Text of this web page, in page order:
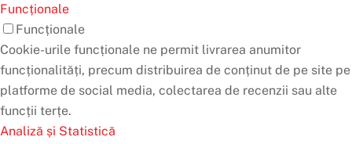
Funcționale
Funcționale
Cookie-urile funcționale ne permit livrarea anumitor
funcționalități, precum distribuirea de conținut de pe site pe
platforme de social media, colectarea de recenzii sau alte
funcții terțe.
Analiză și Statistică